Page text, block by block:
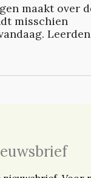
maakt over
misschien
Leerden